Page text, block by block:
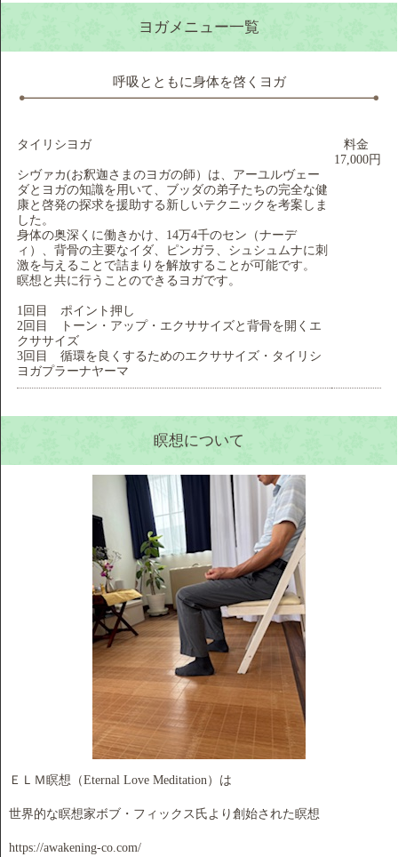
ヨガメニュー一覧
呼吸とともに身体を啓くヨガ
タイリシヨガ
シヴァカ(お釈迦さまのヨガの師）は、アーユルヴェー
ダとヨガの知識を用いて、ブッダの弟子たちの完全な健
康と啓発の探求を援助する新しいテクニックを考案しま
した。
身体の奥深くに働きかけ、14万4千のセン（ナーデ
ィ）、背骨の主要なイダ、ピンガラ、シュシュムナに刺
激を与えることで詰まりを解放することが可能です。
瞑想と共に行うことのできるヨガです。
1回目 ポイント押し
2回目 トーン・アップ・エクササイズと背骨を開くエ
クササイズ
3回目 循環を良くするためのエクササイズ・タイリシ
ヨガプラーナヤーマ
料金
17,000円
瞑想について
ＥＬＭ瞑想（Eternal Love Meditation）は
世界的な瞑想家ボブ・フィックス氏より創始された瞑想
https://awakening-co.com/